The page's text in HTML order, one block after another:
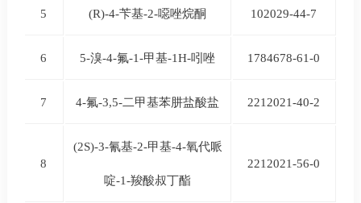
5 (R)-4-苄基-2-噁唑烷酮 102029-44-7
6 5-溴-4-氟-1-甲基-1H-吲唑 1784678-61-0
7 4-氟-3,5-二甲基苯肼盐酸盐 2212021-40-2
8
(2S)-3-氰基-2-甲基-4-氧代哌
啶-1-羧酸叔丁酯
2212021-56-0